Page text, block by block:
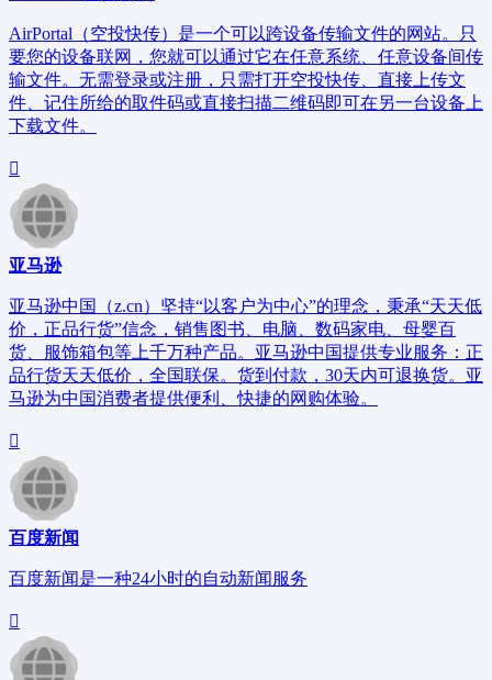
AirPortal（空投快传）是一个可以跨设备传输文件的网站。只
要您的设备联网，您就可以通过它在任意系统、任意设备间传
输文件。无需登录或注册，只需打开空投快传、直接上传文
件、记住所给的取件码或直接扫描二维码即可在另一台设备上
下载文件。
亚马逊
亚马逊中国（z.cn）坚持“以客户为中心”的理念，秉承“天天低
价，正品行货”信念，销售图书、电脑、数码家电、母婴百
货、服饰箱包等上千万种产品。亚马逊中国提供专业服务：正
品行货天天低价，全国联保。货到付款，30天内可退换货。亚
马逊为中国消费者提供便利、快捷的网购体验。
百度新闻
百度新闻是一种24小时的自动新闻服务